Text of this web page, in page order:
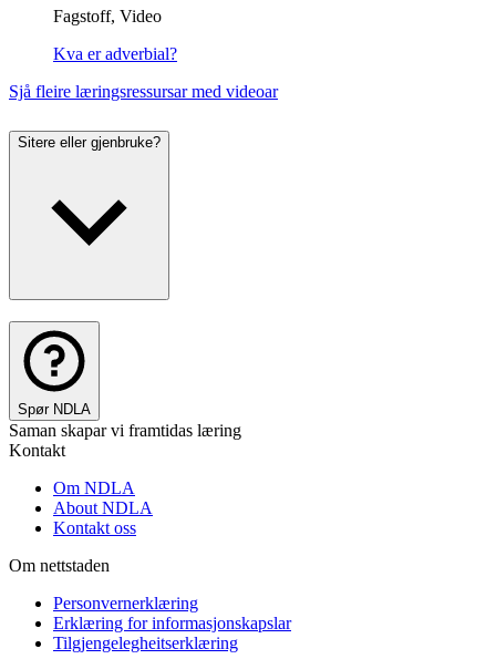
Fagstoff, Video
Kva er adverbial?
Sjå fleire læringsressursar med videoar
Sitere eller gjenbruke?
Spør NDLA
Saman skapar vi framtidas læring
Kontakt
Om NDLA
About NDLA
Kontakt oss
Om nettstaden
Personvernerklæring
Erklæring for informasjonskapslar
Tilgjengelegheitserklæring